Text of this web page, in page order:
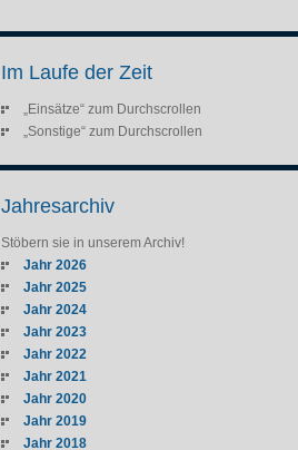
Im Laufe der Zeit
„Einsätze“ zum Durchscrollen
„Sonstige“ zum Durchscrollen
Jahresarchiv
Stöbern sie in unserem Archiv!
Jahr 2026
Jahr 2025
Jahr 2024
Jahr 2023
Jahr 2022
Jahr 2021
Jahr 2020
Jahr 2019
Jahr 2018